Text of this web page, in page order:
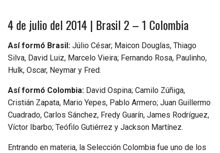
4 de julio del 2014 | Brasil 2 – 1 Colombia
Así formó Brasil: Júlio César; Maicon Douglas, Thiago
Silva, David Luiz, Marcelo Vieira; Fernando Rosa, Paulinho,
Hulk, Oscar, Neymar y Fred.
Así formó Colombia: David Ospina; Camilo Zúñiga,
Cristián Zapata, Mario Yepes, Pablo Armero; Juan Guillermo
Cuadrado, Carlos Sánchez, Fredy Guarín, James Rodríguez,
Víctor Ibarbo; Teófilo Gutiérrez y Jackson Martínez.
Entrando en materia, la Selección Colombia fue uno de los